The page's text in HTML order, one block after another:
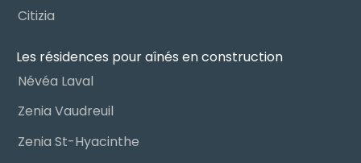
Citizia
Les résidences pour aînés en construction
Névéa Laval
Zenia Vaudreuil
Zenia St-Hyacinthe